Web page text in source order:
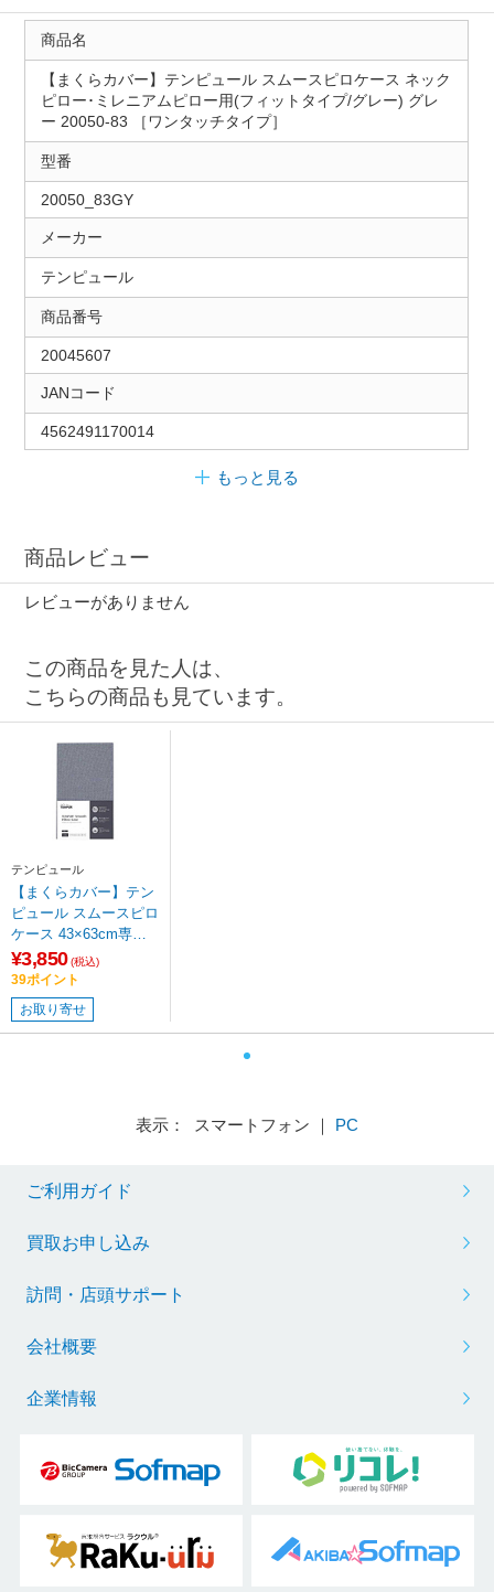
商品名
【まくらカバー】テンピュール スムースピロケース ネック
ピロー･ミレニアムピロー用(フィットタイプ/グレー) グレ
ー 20050-83 ［ワンタッチタイプ］
型番
20050_83GY
メーカー
テンピュール
商品番号
20045607
JANコード
4562491170014
もっと見る
商品レビュー
レビューがありません
この商品を見た人は、
こちらの商品も見ています。
テンピュール
【まくらカバー】テン
ピュール スムースピロ
ケース 43×63cm専用
(グレー/ファスナータ
イプ） グレー 20050-8
5 ［ファスナータイ
プ］
¥3,850 (税込)
39ポイント
お取り寄せ
表示： スマートフォン ｜ PC
ご利用ガイド
買取お申し込み
訪問・店頭サポート
会社概要
企業情報